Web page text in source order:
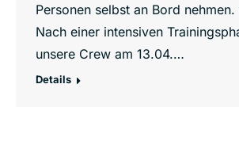
Personen selbst an Bord
Nach einer intensiven
unsere Crew am 13.04.…
Details